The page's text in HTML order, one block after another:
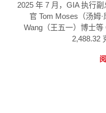
2025 年 7 月，GIA 执行
官 Tom Moses（汤姆
Wang（王五一）博士
2,488.32